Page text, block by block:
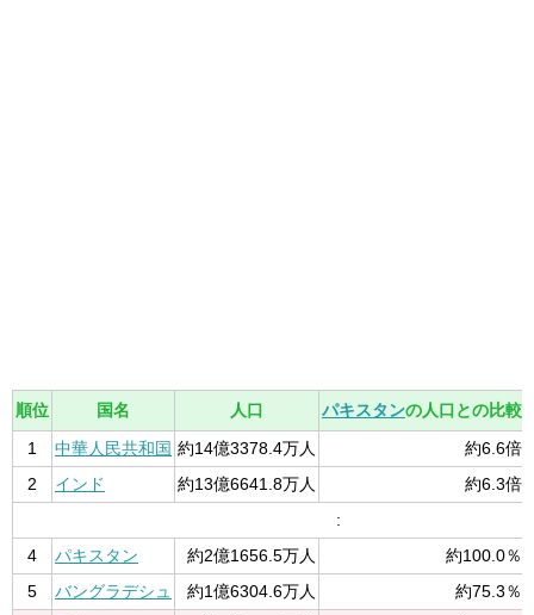
順位 国名 人口 パキスタンの人口との比較
1
中華人民共和国 約14億3378.4万人
約6.6倍
2
インド 約13億6641.8万人
約6.3倍
:
4
パキスタン 約2億1656.5万人
約100.0％
5
バングラデシュ 約1億6304.6万人
約75.3％